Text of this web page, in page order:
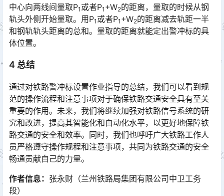
中心向两线间量取P1 或者P1 +W2的距离，量取的时候从钢
轨头外侧开始量取。用P1 或者P1 +W2的距离减去轨距一半
和钢轨轨头距离的总和。量取的距离就能定出警冲标的具
体位置。
4 总结
通过对铁路警冲标设置作业指导的总结，我们可以看到规
范的操作流程和注意事项对于确保铁路交通安全具有至关
重要的作用。未来，我们将继续加强对铁路信号系统的研
究和改进，提高其智能化和自动化水平，以更好地保障铁
路交通的安全和效率。同时，我们也呼吁广大铁路工作人
员严格遵守操作规程和注意事项，共同为铁路交通的安全
畅通贡献自己的力量。󠅅󠅃󠄵󠅂󠄪󠇖󠆨󠆨󠇕󠆞󠆒󠅬󠇘󠆭󠆘󠇙󠆝󠅵󠇗󠆭󠆁󠄐󠇗󠅹󠅸󠇖󠆍󠅳󠇖󠅹󠅰󠇖󠆌󠅹
作者信息： 张永财（兰州铁路局集团有限公司中卫工务
段）